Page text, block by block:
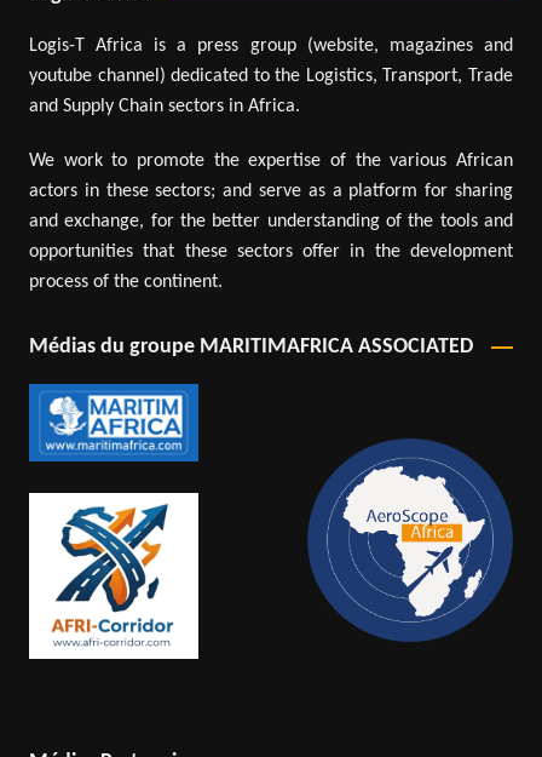
Logis-T Africa is a press group (website, magazines and
youtube channel) dedicated to the Logistics, Transport, Trade
and Supply Chain sectors in Africa.
We work to promote the expertise of the various African
actors in these sectors; and serve as a platform for sharing
and exchange, for the better understanding of the tools and
opportunities that these sectors offer in the development
process of the continent.
Médias du groupe MARITIMAFRICA ASSOCIATED